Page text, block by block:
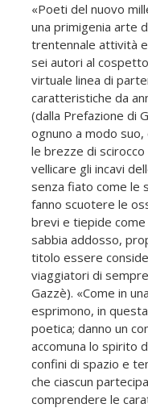
«Poeti del nuovo
una primigenia arte
trentennale attività
sei autori al
virtuale linea di
caratteristiche da
(dalla Prefazione di
ognuno a modo
le brezze di
vellicare gli incavi
senza fiato come le
fanno scuotere le
brevi e tiepide come
sabbia addosso,
titolo essere
viaggiatori di
Gazzè). «Come in
esprimono, in
poetica; danno un
accomuna lo spirito
confini di spazio e
che ciascun
comprendere le